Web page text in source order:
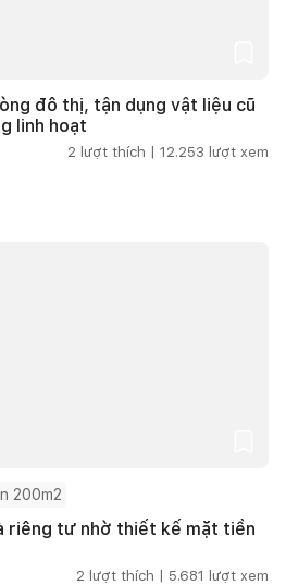
đô thị, tận dụng vật liệu cũ
linh hoạt
2 lượt thích | 12.253 lượt xem
200m2
riêng tư nhờ thiết kế mặt tiền
2 lượt thích | 5.681 lượt xem